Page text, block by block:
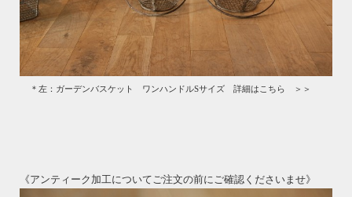
＊左：ガーデンバスケット ワンハンドルSサイズ 詳細はこちら ＞＞
《アンティーク加工についてご注文の前にご確認くださいませ》